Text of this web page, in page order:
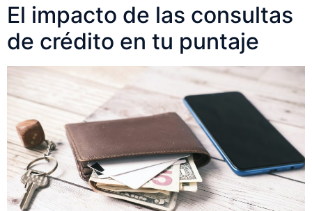
El impacto de las consultas
de crédito en tu puntaje